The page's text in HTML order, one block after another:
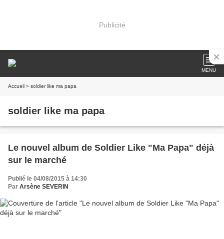
Publicité
MENU
Accueil » soldier like ma papa
soldier like ma papa
Le nouvel album de Soldier Like "Ma Papa" déjà
sur le marché
Publié le 04/08/2015 à 14:30
Par Arsène SEVERIN